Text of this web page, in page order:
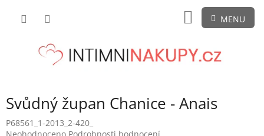
NÁKUPNÍ
KOŠÍK
Svůdný župan Chanice - Anais
P68561_1-2013_2-420_
Průměrné